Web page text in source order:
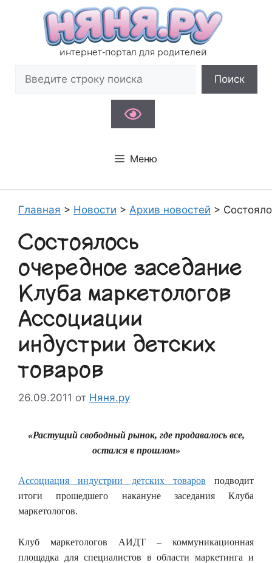
содержимому
интернет-портал для родителей
Поиск
Меню
Главная > Новости > Архив новостей >
Состоялось
очередное заседание
Клуба маркетологов
Ассоциации
индустрии детских
товаров
26.09.2011 от Няня.ру
«Растущий свободный рынок, где продавалось все,
остался в прошлом»
Ассоциация индустрии детских товаров подводит
итоги прошедшего накануне заседания Клуба
маркетологов.
Клуб маркетологов АИДТ – коммуникационная
площадка для специалистов в области маркетинга и